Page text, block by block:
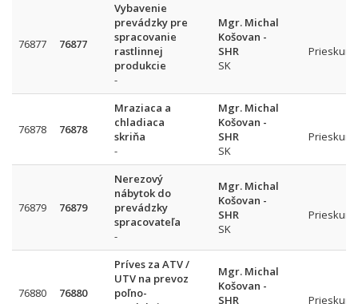
76877 76877
Vybavenie
prevádzky pre
spracovanie
rastlinnej
produkcie
-
Mgr. Michal
Košovan -
SHR
SK
Prieskum
76878 76878
Mraziaca a
chladiaca
skriňa
-
Mgr. Michal
Košovan -
SHR
SK
Prieskum
76879 76879
Nerezový
nábytok do
prevádzky
spracovateľa
-
Mgr. Michal
Košovan -
SHR
SK
Prieskum
76880 76880
Príves za ATV /
UTV na prevoz
poľno-
Mgr. Michal
Košovan -
SHR
Prieskum